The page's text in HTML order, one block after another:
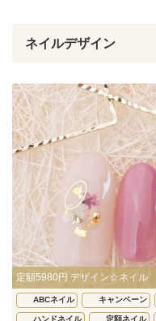
ネイルデザイン
定額5980円 デザイン☆ネイル
ABCネイル キャンペーン
ハンドネイル 定額ネイル